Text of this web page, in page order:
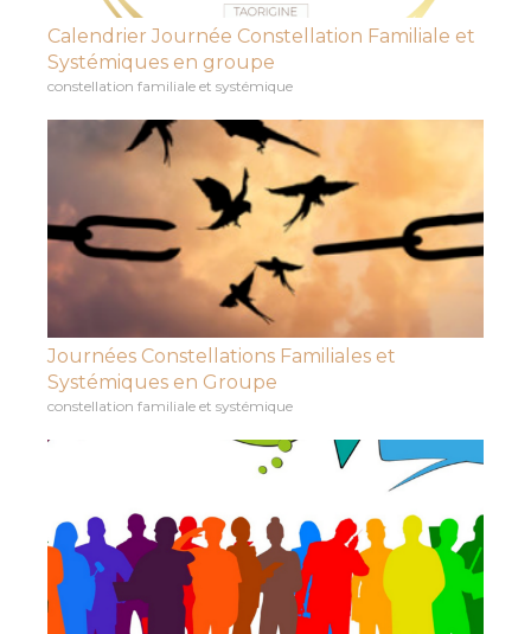
Calendrier Journée Constellation Familiale et
Systémiques en groupe
constellation familiale et systémique
Journées Constellations Familiales et
Systémiques en Groupe
constellation familiale et systémique